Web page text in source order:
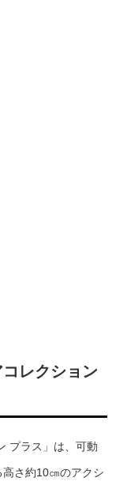
コレクション
プラス」は、可動
さ約10㎝のアクシ